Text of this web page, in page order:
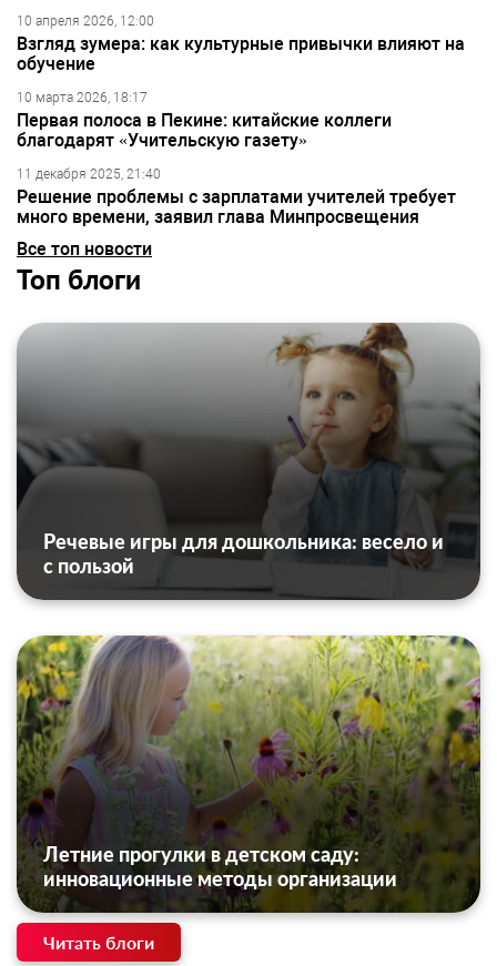
10 апреля 2026, 12:00
Взгляд зумера: как культурные привычки влияют на
обучение
10 марта 2026, 18:17
Первая полоса в Пекине: китайские коллеги
благодарят «Учительскую газету»
11 декабря 2025, 21:40
Решение проблемы с зарплатами учителей требует
много времени, заявил глава Минпросвещения
Все топ новости
Топ блоги
Речевые игры для дошкольника: весело и
с пользой
Летние прогулки в детском саду:
инновационные методы организации
Читать блоги